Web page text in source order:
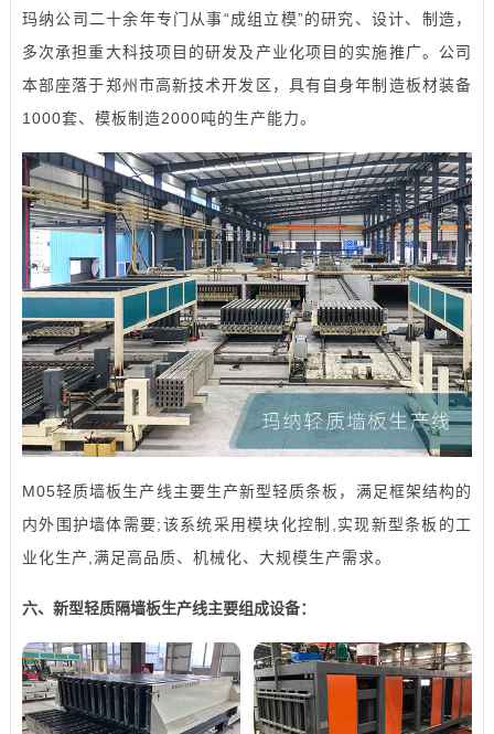
玛纳公司二十余年专门从事“成组立模”的研究、设计、制造，
多次承担重大科技项目的研发及产业化项目的实施推广。公司
本部座落于郑州市高新技术开发区，具有自身年制造板材装备
1000套、模板制造2000吨的生产能力。
M05轻质墙板生产线主要生产新型轻质条板，满足框架结构的
内外围护墙体需要;该系统采用模块化控制,实现新型条板的工
业化生产,满足高品质、机械化、大规模生产需求。
六、新型轻质隔墙板生产线主要组成设备：